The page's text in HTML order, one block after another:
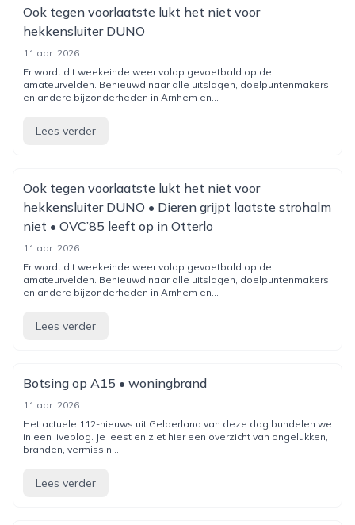
Ook tegen voorlaatste lukt het niet voor
hekkensluiter DUNO
11 apr. 2026
Er wordt dit weekeinde weer volop gevoetbald op de
amateurvelden. Benieuwd naar alle uitslagen, doelpuntenmakers
en andere bijzonderheden in Arnhem en...
Lees verder
Ook tegen voorlaatste lukt het niet voor
hekkensluiter DUNO • Dieren grijpt laatste strohalm
niet • OVC’85 leeft op in Otterlo
11 apr. 2026
Er wordt dit weekeinde weer volop gevoetbald op de
amateurvelden. Benieuwd naar alle uitslagen, doelpuntenmakers
en andere bijzonderheden in Arnhem en...
Lees verder
Botsing op A15 • woningbrand
11 apr. 2026
Het actuele 112-nieuws uit Gelderland van deze dag bundelen we
in een liveblog. Je leest en ziet hier een overzicht van ongelukken,
branden, vermissin...
Lees verder